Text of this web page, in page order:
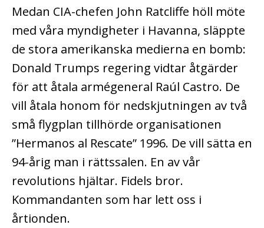
Medan CIA-chefen John Ratcliffe höll möte
med våra myndigheter i Havanna, släppte
de stora amerikanska medierna en bomb:
Donald Trumps regering vidtar åtgärder
för att åtala armégeneral Raúl Castro. De
vill åtala honom för nedskjutningen av två
små flygplan tillhörde organisationen
”Hermanos al Rescate” 1996. De vill sätta en
94-årig man i rättssalen. En av vår
revolutions hjältar. Fidels bror.
Kommandanten som har lett oss i
årtionden.